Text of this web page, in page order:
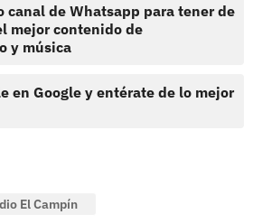
canal de Whatsapp para tener de
mejor contenido de
y música
en Google y entérate de lo mejor
El Campín